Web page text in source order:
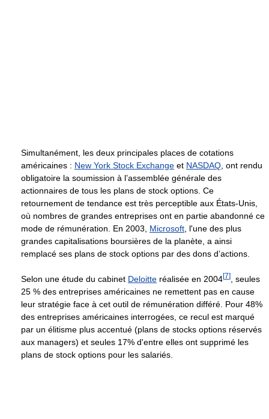
Simultanément, les deux principales places de cotations
américaines : New York Stock Exchange et NASDAQ , ont rendu
obligatoire la soumission à l’assemblée générale des
actionnaires de tous les plans de stock options. Ce
retournement de tendance est très perceptible aux États-Unis,
où nombres de grandes entreprises ont en partie abandonné ce
mode de rémunération. En 2003, Microsoft , l'une des plus
grandes capitalisations boursières de la planète, a ainsi
remplacé ses plans de stock options par des dons d’actions.
Selon une étude du cabinet Deloitte réalisée en 2004[7]
, seules
25 % des entreprises américaines ne remettent pas en cause
leur stratégie face à cet outil de rémunération différé. Pour 48%
des entreprises américaines interrogées, ce recul est marqué
par un élitisme plus accentué (plans de stocks options réservés
aux managers) et seules 17% d'entre elles ont supprimé les
plans de stock options pour les salariés.